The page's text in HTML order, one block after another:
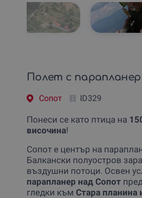
Полет с
Сопот ID329
Понеси се като птица на
височина!
Сопот е център на
Балкански полуостров
въздушни потоци. Освен
парапланер над Сопот
гледки към Стара планина